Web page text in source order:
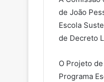
de João
Escola
de Decreto
O Projeto
Programa